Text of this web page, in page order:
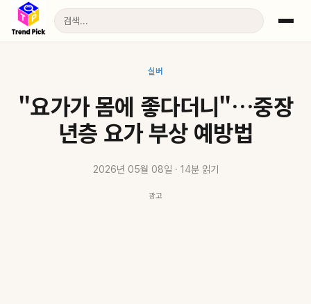
실버
"요가가 몸에 좋다더니"…중장
년층 요가 부상 예방법
2026년 05월 08일 · 14분 읽기
광고